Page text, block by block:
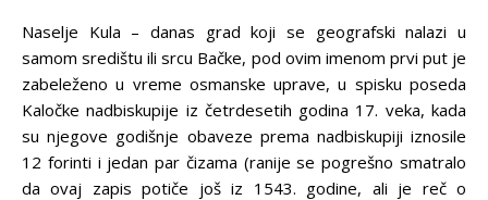
Naselje Kula – danas grad koji se geografski nalazi u
samom središtu ili srcu Bačke, pod ovim imenom prvi put je
zabeleženo u vreme osmanske uprave, u spisku poseda
Kaločke nadbiskupije iz četrdesetih godina 17. veka, kada
su njegove godišnje obaveze prema nadbiskupiji iznosile
12 forinti i jedan par čizama (ranije se pogrešno smatralo
da ovaj zapis potiče još iz 1543. godine, ali je reč o